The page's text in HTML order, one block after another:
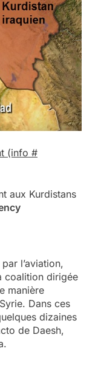
(info #
aux Kurdistans
l’aviation,
coalition dirigée
manière
Dans ces
dizaines
de Daesh,